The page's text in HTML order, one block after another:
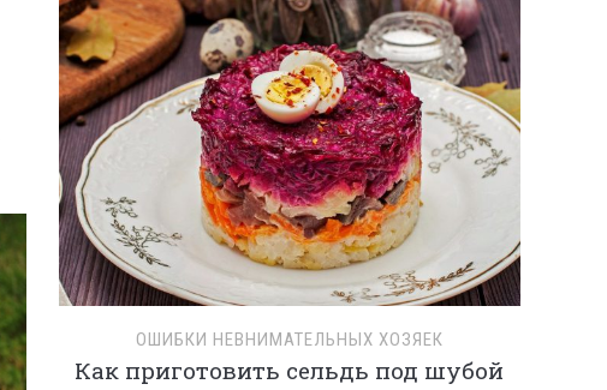
ОШИБКИ НЕВНИМАТЕЛЬНЫХ ХОЗЯЕК
Как приготовить сельдь под шубой